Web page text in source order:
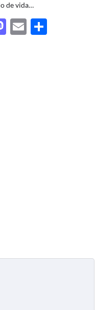
de vida…
Mastodon
Email